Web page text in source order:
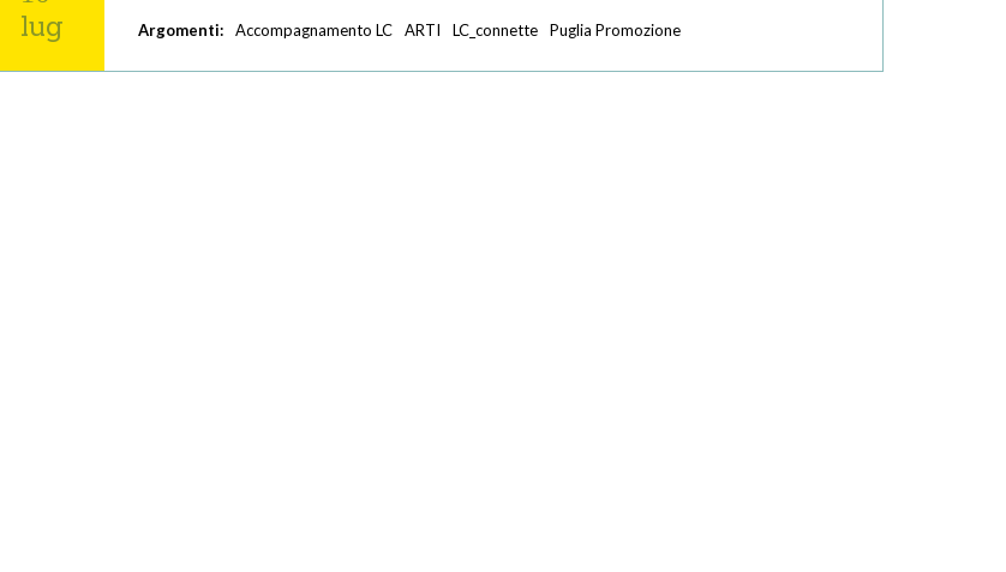
lug Argomenti: Accompagnamento LC ARTI LC_connette Puglia Promozione